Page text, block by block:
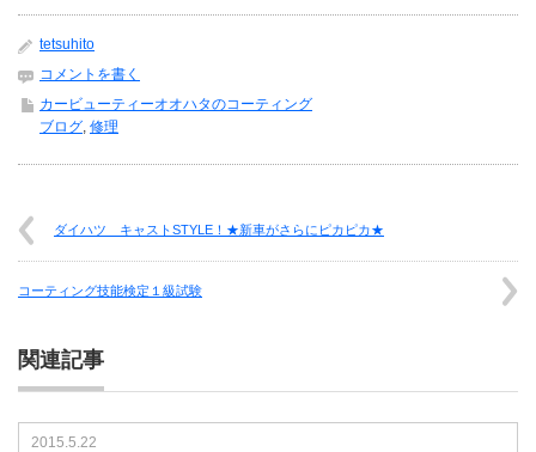
tetsuhito
コメントを書く
カービューティーオオハタのコーティング
ブログ 修理
ダイハツ キャストSTYLE！★新車がさらにピカピカ★
コーティング技能検定１級試験
関連記事
2015.5.22